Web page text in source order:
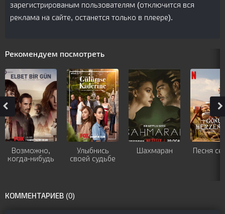
зарегистрированым пользователям (отключится вся
реклама на сайте, останется только в плеере).
Рекомендуем посмотреть
Возможно,
когда-нибудь
Улыбнись
своей судьбе
Шахмаран Песня
КОММЕНТАРИЕВ (0)